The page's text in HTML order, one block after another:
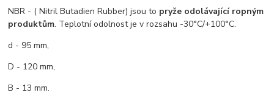
NBR - ( Nitril Butadien Rubber) jsou to pryže odolávající ropným
produktům. Teplotní odolnost je v rozsahu -30°C/+100°C.
d - 95 mm,
D - 120 mm,
B - 13 mm.